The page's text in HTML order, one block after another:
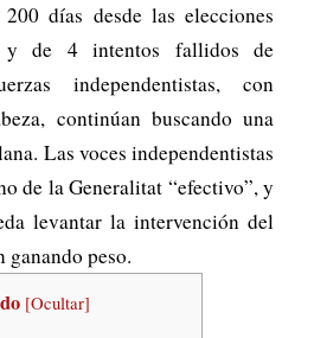
días desde las elecciones
y de 4 intentos fallidos de
independentistas, con
continúan buscando una
Las voces independentistas
de la Generalitat “efectivo”, y
levantar la intervención del
peso.
[Ocultar]